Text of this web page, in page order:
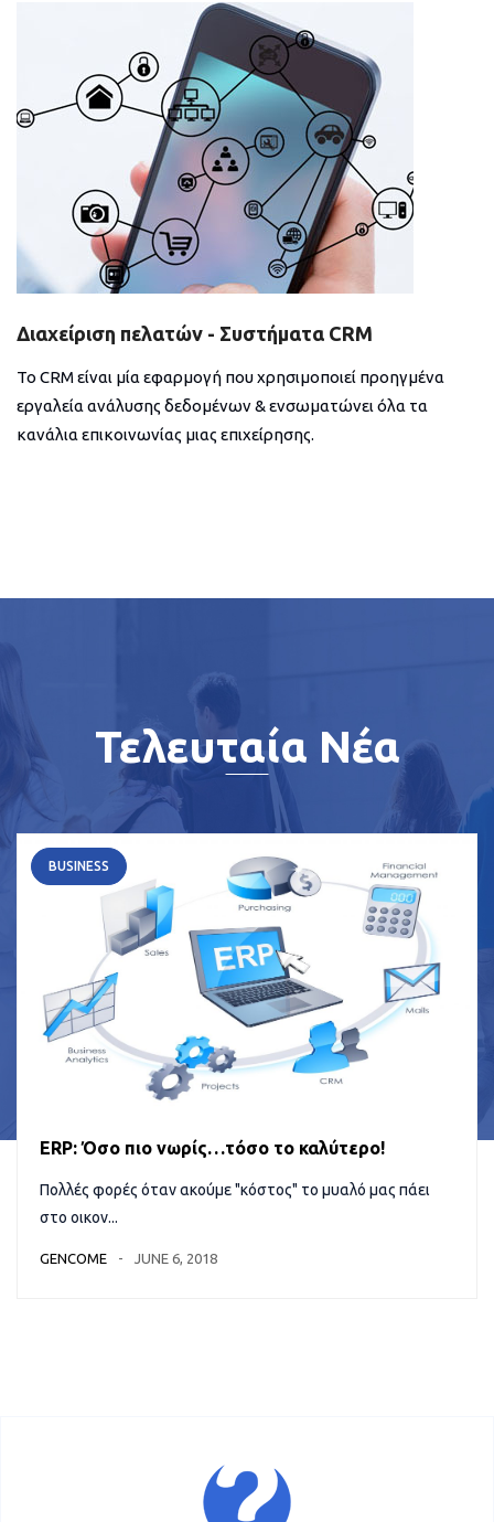
Διαχείριση πελατών - Συστήματα CRM
Το CRM είναι μία εφαρμογή που χρησιμοποιεί προηγμένα
εργαλεία ανάλυσης δεδομένων & ενσωματώνει όλα τα
κανάλια επικοινωνίας μιας επιχείρησης.
Τελευταία Νέα
BUSINESS
ERP: Όσο πιο νωρίς…τόσο το καλύτερο!
Πολλές φορές όταν ακούμε "κόστος" το μυαλό μας πάει
στο οικον...
GENCOME JUNE 6, 2018